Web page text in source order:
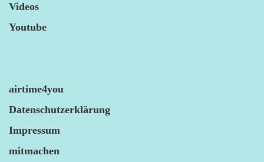
Videos
Youtube
airtime4you
Datenschutzerklärung
Impressum
mitmachen